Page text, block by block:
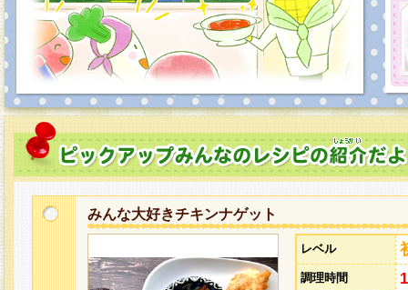
みんな大好きチキンナゲット
レベル
調理時間